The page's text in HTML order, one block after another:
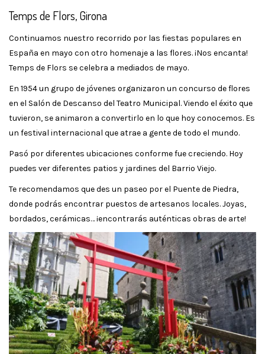
Temps de Flors, Girona
Continuamos nuestro recorrido por las fiestas populares en
España en mayo con otro homenaje a las flores. ¡Nos encanta!
Temps de Flors se celebra a mediados de mayo.
En 1954 un grupo de jóvenes organizaron un concurso de flores
en el Salón de Descanso del Teatro Municipal. Viendo el éxito que
tuvieron, se animaron a convertirlo en lo que hoy conocemos. Es
un festival internacional que atrae a gente de todo el mundo.
Pasó por diferentes ubicaciones conforme fue creciendo. Hoy
puedes ver diferentes patios y jardines del Barrio Viejo.
Te recomendamos que des un paseo por el Puente de Piedra,
donde podrás encontrar puestos de artesanos locales. Joyas,
bordados, cerámicas… ¡encontrarás auténticas obras de arte!